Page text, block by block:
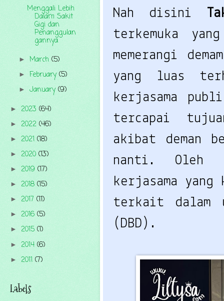
Nah disini
terkemuka
memerangi
yang luas
kerjasama
tercapai
akibat deman
nanti. Oleh
kerjasama yang
terkait dalam
(DBD).
Menggali Lebih
Dalam Sakit
Gigi dan
Penanggulan
gannya
► March (5)
► February(5)
► January(9)
► 2023 (64)
► 2022 (46)
► 2021 (18)
► 2020 (13)
► 2019 (17)
► 2018 (15)
► 2017 (11)
► 2016 (5)
► 2015 (1)
► 2014 (6)
► 2011 (7)
Labels